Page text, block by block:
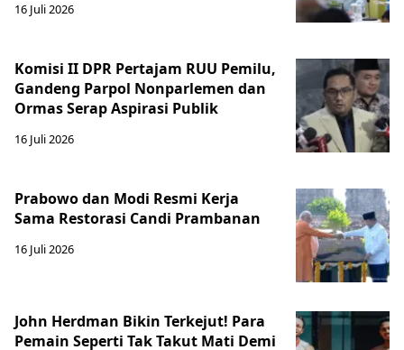
16 Juli 2026
Komisi II DPR Pertajam RUU Pemilu,
Gandeng Parpol Nonparlemen dan
Ormas Serap Aspirasi Publik
16 Juli 2026
Prabowo dan Modi Resmi Kerja
Sama Restorasi Candi Prambanan
16 Juli 2026
John Herdman Bikin Terkejut! Para
Pemain Seperti Tak Takut Mati Demi